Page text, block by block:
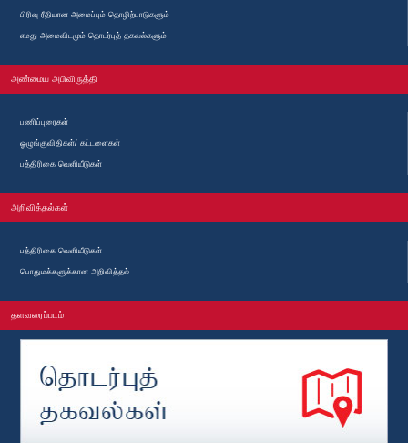
பிரிவு ரீதியான அமைப்பும் தொழிற்பாடுகளும்
எமது அமைவிடமும் தொடர்புத் தகவல்களும்
அண்மைய அபிவிருத்தி
பணிப்புரைகள்
ஓழுங்குவிதிகள்/ கட்டளைகள்
பத்திரிகை வெளியீடுகள்
அறிவித்தல்கள்
பத்திரிகை வெளியீடுகள்
பொதுமக்களுக்கான அறிவித்தல்
தளவரைப்படம்